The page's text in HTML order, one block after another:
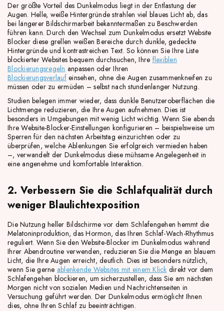
Der größte Vorteil des Dunkelmodus liegt in der Entlastung der
Augen. Helle, weiße Hintergründe strahlen viel blaues Licht ab, das
bei längerer Bildschirmarbeit bekanntermaßen zu Beschwerden
führen kann. Durch den Wechsel zum Dunkelmodus ersetzt Website
Blocker diese grellen weißen Bereiche durch dunkle, gedeckte
Hintergründe und kontrastreichen Text. So können Sie Ihre Liste
blockierter Websites bequem durchsuchen, Ihre flexiblen
Blockierungsregeln anpassen oder Ihren
Blockierungsverlaufeinsehen, ohne die Augen zusammenkneifen zu
müssen oder zu ermüden – selbst nach stundenlanger Nutzung.
Studien belegen immer wieder, dass dunkle Benutzeroberflächen die
Lichtmenge reduzieren, die Ihre Augen aufnehmen. Dies ist
besonders in Umgebungen mit wenig Licht wichtig. Wenn Sie abends
Ihre Website-Blocker-Einstellungen konfigurieren – beispielsweise um
Sperren für den nächsten Arbeitstag einzurichten oder zu
überprüfen, welche Ablenkungen Sie erfolgreich vermieden haben
–, verwandelt der Dunkelmodus diese mühsame Angelegenheit in
eine angenehme und komfortable Interaktion.
2. Verbessern Sie die Schlafqualität durch
weniger Blaulichtexposition
Die Nutzung heller Bildschirme vor dem Schlafengehen hemmt die
Melatoninproduktion, das Hormon, das Ihren Schlaf-Wach-Rhythmus
reguliert. Wenn Sie den Website-Blocker im Dunkelmodus während
Ihrer Abendroutine verwenden, reduzieren Sie die Menge an blauem
Licht, die Ihre Augen erreicht, deutlich. Dies ist besonders nützlich,
wenn Sie gerne ablenkende Websites mit einem Klick direkt vor dem
Schlafengehen blockieren, um sicherzustellen, dass Sie am nächsten
Morgen nicht von sozialen Medien und Nachrichtenseiten in
Versuchung geführt werden. Der Dunkelmodus ermöglicht Ihnen
dies, ohne Ihren Schlaf zu beeinträchtigen.